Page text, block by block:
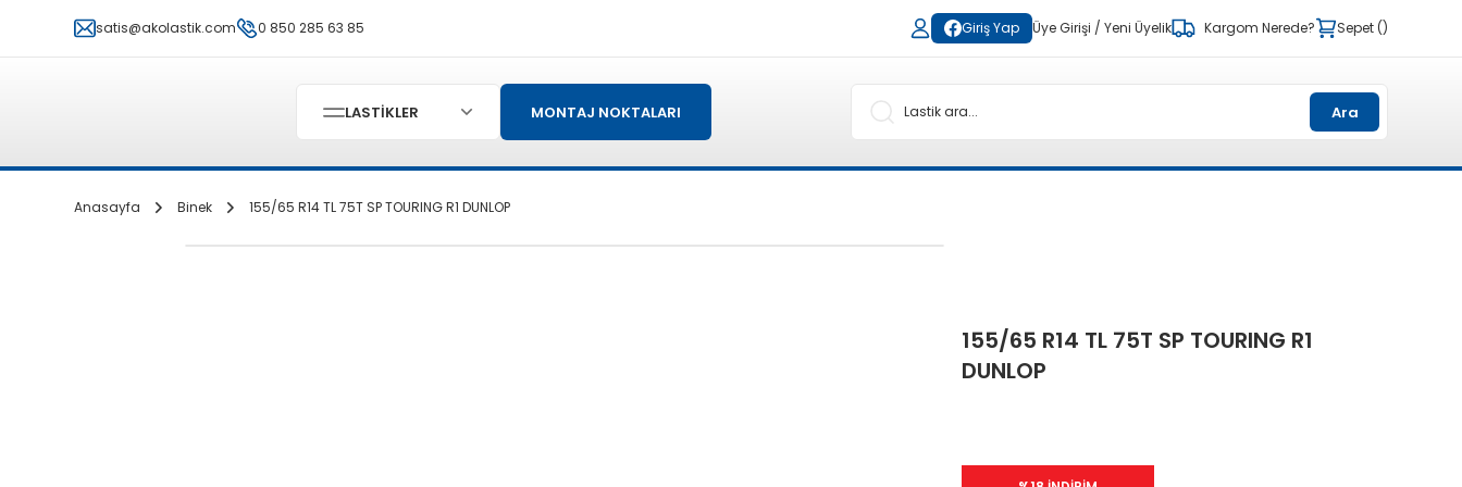
satis@akolastik.com 0 850 285 63 85 Giriş Yap Üye Girişi / Yeni Üyelik Kargom Nerede? Sepet
LASTİKLER MONTAJ NOKTALARI Ara
Anasayfa Binek 155/65 R14 TL 75T SP TOURING R1 DUNLOP
155/65 R14 TL 75T SP TOURING R1
DUNLOP